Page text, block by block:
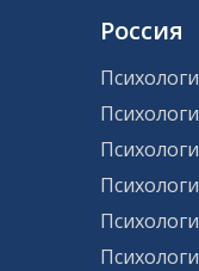
Россия